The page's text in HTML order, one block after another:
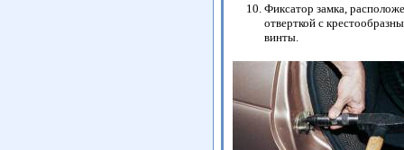
Фиксатор замка,
отверткой с
винты.